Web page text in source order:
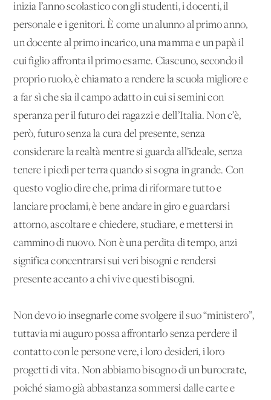
inizia l’anno scolastico con gli studenti, i docenti, il
personale e i genitori. È come un alunno al primo anno,
un docente al primo incarico, una mamma e un papà il
cui figlio affronta il primo esame. Ciascuno, secondo il
proprio ruolo, è chiamato a rendere la scuola migliore e
a far sì che sia il campo adatto in cui si semini con
speranza per il futuro dei ragazzi e dell’Italia. Non c’è,
però, futuro senza la cura del presente, senza
considerare la realtà mentre si guarda all’ideale, senza
tenere i piedi per terra quando si sogna in grande. Con
questo voglio dire che, prima di riformare tutto e
lanciare proclami, è bene andare in giro e guardarsi
attorno, ascoltare e chiedere, studiare, e mettersi in
cammino di nuovo. Non è una perdita di tempo, anzi
significa concentrarsi sui veri bisogni e rendersi
presente accanto a chi vive questi bisogni.
Non devo io insegnarle come svolgere il suo “ministero”,
tuttavia mi auguro possa affrontarlo senza perdere il
contatto con le persone vere, i loro desideri, i loro
progetti di vita. Non abbiamo bisogno di un burocrate,
poiché siamo già abbastanza sommersi dalle carte e